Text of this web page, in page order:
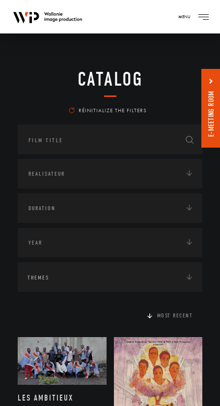
MENU
CATALOG
RÉINITIALIZE THE FILTERS
THEMES
MOST RECENT
LES AMBITIEUX
E-MEETING ROOM